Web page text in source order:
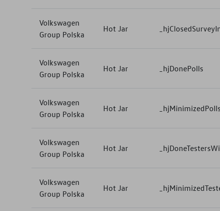
Volkswagen
Group Polska
Hot Jar
Volkswagen
Group Polska
Hot Jar _hjDonePolls
Volkswagen
Group Polska
Hot Jar
Volkswagen
Group Polska
Hot Jar
Volkswagen
Group Polska
Hot Jar